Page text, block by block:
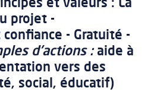
projet -
- Gratuité -
d'actions :aide à
vers des
social, éducatif)